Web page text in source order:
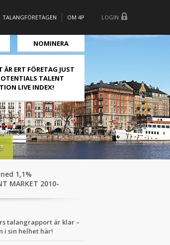
TALANGFÖRETAGEN OM 4P LOGIN
NOMINERA
ÄR ERT FÖRETAG JUST
TALENT
LIVE INDEX!
1,1%
MARKET 2010-
talangrapport är klar –
i sin helhet här!